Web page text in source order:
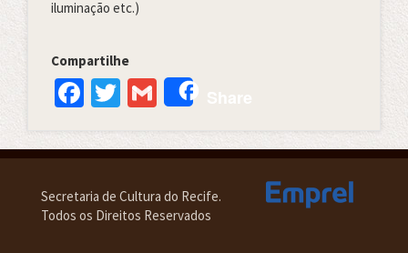
iluminação etc.)
Compartilhe
Facebook
TwitterGmailShare
Secretaria de Cultura do Recife.
Todos os Direitos Reservados